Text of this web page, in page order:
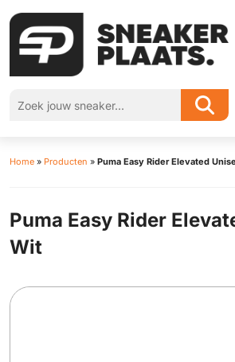
Home » Producten » Puma Easy Rider Elevated
Puma Easy Rider
Wit